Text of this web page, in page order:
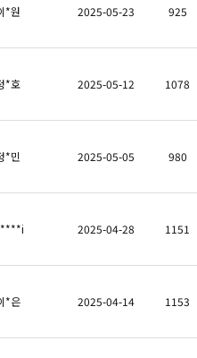
*원 2025-05-23 925
*호 2025-05-12 1078
*민 2025-05-05 980
2025-04-28 1151
*은 2025-04-14 1153